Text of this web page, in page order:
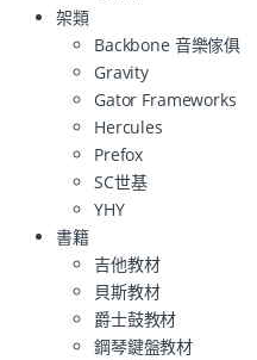
架類
Backbone 音樂傢俱
Gravity
Gator Frameworks
Hercules
Prefox
SC世基
YHY
書籍
吉他教材
貝斯教材
爵士鼓教材
鋼琴鍵盤教材